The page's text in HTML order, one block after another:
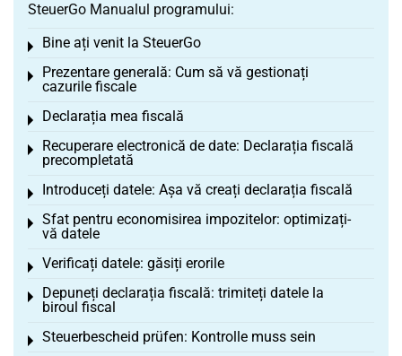
SteuerGo Manualul programului:
Bine ați venit la SteuerGo
Toggle menu
Prezentare generală: Cum să vă gestionați
cazurile fiscale
Toggle menu
Declarația mea fiscală
Toggle menu
Recuperare electronică de date: Declarația fiscală
precompletată
Toggle menu
Introduceți datele: Așa vă creați declarația fiscală
Toggle menu
Sfat pentru economisirea impozitelor: optimizați-
vă datele
Toggle menu
Verificați datele: găsiți erorile
Toggle menu
Depuneți declarația fiscală: trimiteți datele la
biroul fiscal
Toggle menu
Steuerbescheid prüfen: Kontrolle muss sein
Toggle menu